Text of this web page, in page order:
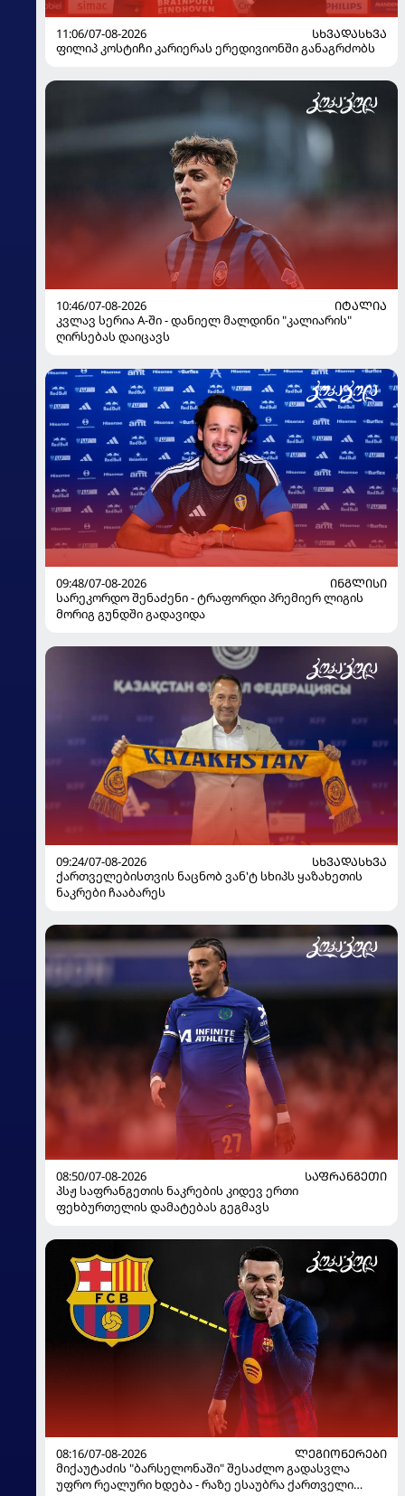
11:06/07-08-2026
ᲡᲮᲕᲐᲓᲐᲡᲮᲕᲐ
ფილიპ კოსტიჩი კარიერას ერედივიონში განაგრძობს
10:46/07-08-2026
ᲘᲢᲐᲚᲘᲐ
კვლავ სერია A-ში - დანიელ მალდინი "კალიარის"
ღირსებას დაიცავს
09:48/07-08-2026
ᲘᲜᲒᲚᲘᲡᲘ
სარეკორდო შენაძენი - ტრაფორდი პრემიერ ლიგის
მორიგ გუნდში გადავიდა
09:24/07-08-2026
ᲡᲮᲕᲐᲓᲐᲡᲮᲕᲐ
ქართველებისთვის ნაცნობ ვან'ტ სხიპს ყაზახეთის
ნაკრები ჩააბარეს
08:50/07-08-2026
ᲡᲐᲤᲠᲐᲜᲒᲔᲗᲘ
პსჟ საფრანგეთის ნაკრების კიდევ ერთი
ფეხბურთელის დამატებას გეგმავს
08:16/07-08-2026
ᲚᲔᲒᲘᲝᲜᲔᲠᲔᲑᲘ
მიქაუტაძის "ბარსელონაში" შესაძლო გადასვლა
უფრო რეალური ხდება - რაზე ესაუბრა ქართველი